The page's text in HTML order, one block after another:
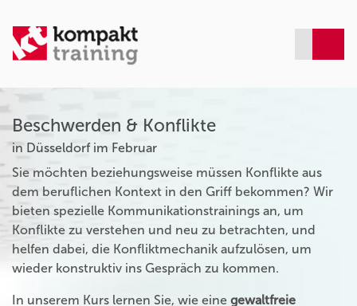
Beschwerden & Konflikte
in Düsseldorf im Februar
Sie möchten beziehungsweise müssen Konflikte aus
dem beruflichen Kontext in den Griff bekommen? Wir
bieten spezielle Kommunikationstrainings an, um
Konflikte zu verstehen und neu zu betrachten, und
helfen dabei, die Konfliktmechanik aufzulösen, um
wieder konstruktiv ins Gespräch zu kommen.
In unserem Kurs lernen Sie, wie eine gewaltfreie